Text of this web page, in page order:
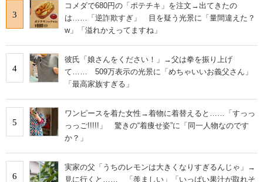
3
コメダで680円の「ポテチキ」を注文→出てきたの
は……「逆詐欺すぎ」 目を疑う光景に「量間違えた？
w」「溢れかえってますね」
4
彼氏「娘さんをください！」→父は拳を振り上げ
て…… 509万表示の光景に「めちゃいいお義父さん」
「最高家族すぎる」
5
ワンピースを着た女性→着物に着替えると……「すっっ
っっご!!!!!」 驚きの“着痩せ姿”に「同一人物なのです
か？」
6
実家の父「うちのレモンは大きくなりすぎるんじゃ」→
見に行くと…… 「羨ましい」「いっぱい果汁が取れそ